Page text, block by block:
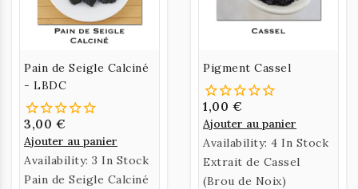
Pain de Seigle Calciné
- LBDC
3,00 €
Ajouter au panier
Availability: 3 In Stock
Pain de Seigle Calciné
Pigment Cassel
1,00 €
Ajouter au panier
Availability: 4 In Stock
Extrait de Cassel
(Brou de Noix)